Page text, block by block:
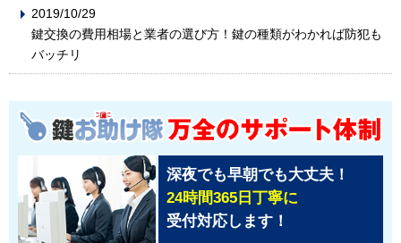
2019/10/29
鍵交換の費用相場と業者の選び方！鍵の種類がわかれば防犯も
バッチリ
深夜でも早朝でも大丈夫！
24時間365日丁寧に
受付対応します！